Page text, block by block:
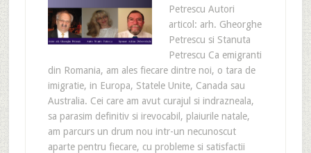
Petrescu Autori
articol: arh. Gheorghe
Petrescu si Stanuta
Petrescu Ca emigranti
din Romania, am ales fiecare dintre noi, o tara de
imigratie, in Europa, Statele Unite, Canada sau
Australia. Cei care am avut curajul si indrazneala,
sa parasim definitiv si irevocabil, plaiurile natale,
am parcurs un drum nou intr-un necunoscut
aparte pentru fiecare, cu probleme si satisfactii